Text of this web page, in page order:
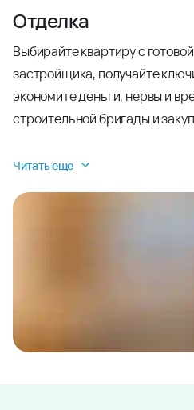
Отделка
Выбирайте квартиру с
застройщика, получайте
экономите деньги, нервы и
строительной бригады и
Читать еще